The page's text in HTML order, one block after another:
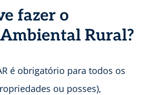
fazer o
Rural?
é obrigatório para todos os
ou posses),